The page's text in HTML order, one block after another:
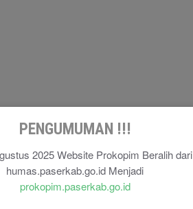
PENGUMUMAN !!!
2025 Website Prokopim Beralih dari
humas.paserkab.go.id Menjadi
prokopim.paserkab.go.id